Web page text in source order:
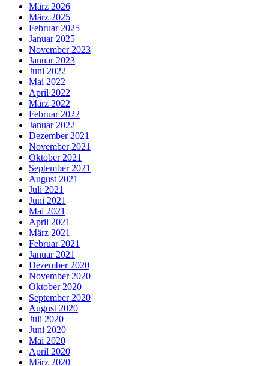
März 2026
März 2025
Februar 2025
Januar 2025
November 2023
Januar 2023
Juni 2022
Mai 2022
April 2022
März 2022
Februar 2022
Januar 2022
Dezember 2021
November 2021
Oktober 2021
September 2021
August 2021
Juli 2021
Juni 2021
Mai 2021
April 2021
März 2021
Februar 2021
Januar 2021
Dezember 2020
November 2020
Oktober 2020
September 2020
August 2020
Juli 2020
Juni 2020
Mai 2020
April 2020
März 2020